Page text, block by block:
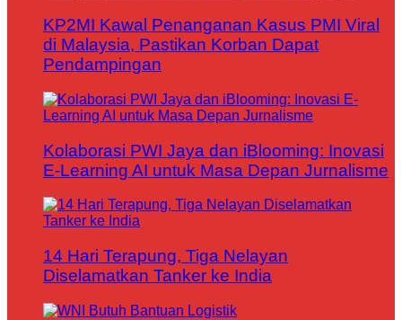
KP2MI Kawal Penanganan Kasus PMI Viral
di Malaysia, Pastikan Korban Dapat
Pendampingan
Kolaborasi PWI Jaya dan iBlooming: Inovasi
E-Learning AI untuk Masa Depan Jurnalisme
14 Hari Terapung, Tiga Nelayan
Diselamatkan Tanker ke India